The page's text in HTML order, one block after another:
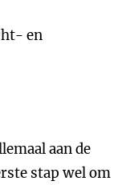
en
aan de
stap wel om